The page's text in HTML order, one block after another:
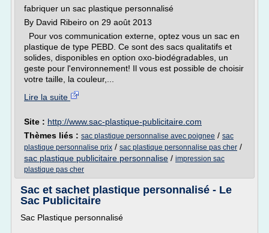
fabriquer un sac plastique personnalisé
By David Ribeiro on 29 août 2013
Pour vos communication externe, optez vous un sac en
plastique de type PEBD. Ce sont des sacs qualitatifs et
solides, disponibles en option oxo-biodégradables, un
geste pour l'environnement! Il vous est possible de choisir
votre taille, la couleur,...
Lire la suite
Site : http://www.sac-plastique-publicitaire.com
Thèmes liés : sac plastique personnalise avec poignee / sac
plastique personnalise prix / sac plastique personnalise pas cher /
sac plastique publicitaire personnalise / impression sac
plastique pas cher
Sac et sachet plastique personnalisé - Le
Sac Publicitaire
Sac Plastique personnalisé